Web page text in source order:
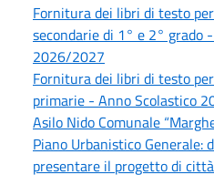
Fornitura dei libri di testo
secondarie di 1° e 2° grado
2026/2027
Fornitura dei libri di testo
primarie - Anno Scolastico
Asilo Nido Comunale
Piano Urbanistico Generale:
presentare il progetto di città